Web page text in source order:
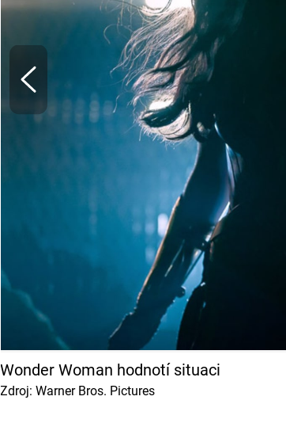
Wonder Woman hodnotí situaci
Zdroj: Warner Bros. Pictures